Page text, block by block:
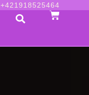
+421918525464